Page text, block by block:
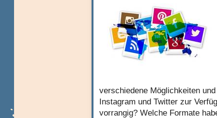
verschiedene Möglichkeiten
Instagram und Twitter zur
vorrangig? Welche Formate